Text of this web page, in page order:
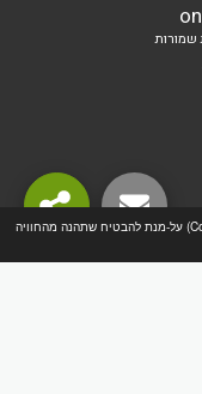
אתר זה משתמש ב"עוגיות" (Cookie) על-מנת להבטיח שתהנה מהחוויה